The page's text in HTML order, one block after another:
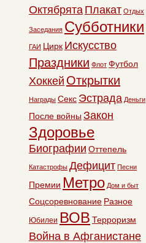
Октябрята Плакат Отдых
Заседания Субботники
ГАИ Цирк Искусство
Праздники Флот Футбол
Хоккей Открытки
Награды Секс Эстрада Деньги
После войны Закон
Здоровье
Биографии Оттепель
Катастрофы Дефицит Песни
Премии Метро Дом и быт
Соцсоревнование Разное
Юбилеи ВОВ Терроризм
Война в Афганистане